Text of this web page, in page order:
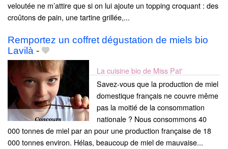
veloutée ne m’attire que si on lui ajoute un topping croquant : des
croûtons de pain, une tartine grillée,...
Remportez un coffret dégustation de miels bio
Lavilà -
La cuisine bio de Miss Pat'
Savez-vous que la production de miel
domestique français ne couvre même
pas la moitié de la consommation
nationale ? Nous consommons 40
000 tonnes de miel par an pour une production française de 18
000 tonnes environ. Hélas, beaucoup de miel de mauvaise...